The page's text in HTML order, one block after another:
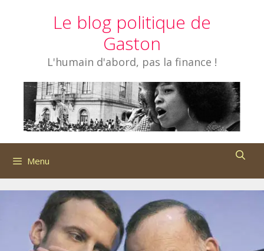
Le blog politique de
Gaston
L'humain d'abord, pas la finance !
Menu